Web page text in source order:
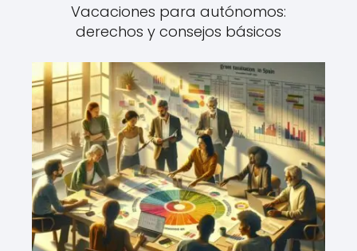
Vacaciones para autónomos:
derechos y consejos básicos